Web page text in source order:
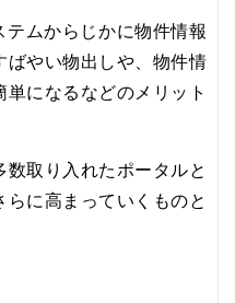
ムからじかに物件情報
ばやい物出しや、物件情
になるなどのメリット
取り入れたポータルと
らに高まっていくものと